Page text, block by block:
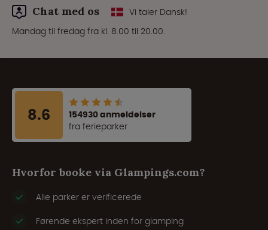
Chat med os
Vi taler Dansk!
Mandag til fredag fra kl. 8.00 til 20.00.
8.6
154930 anmeldelser
fra ferieparker
Hvorfor booke via Glampings.com?
Alle parker er verificerede
Førende ekspert inden for glamping